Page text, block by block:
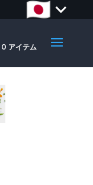
0 アイテム